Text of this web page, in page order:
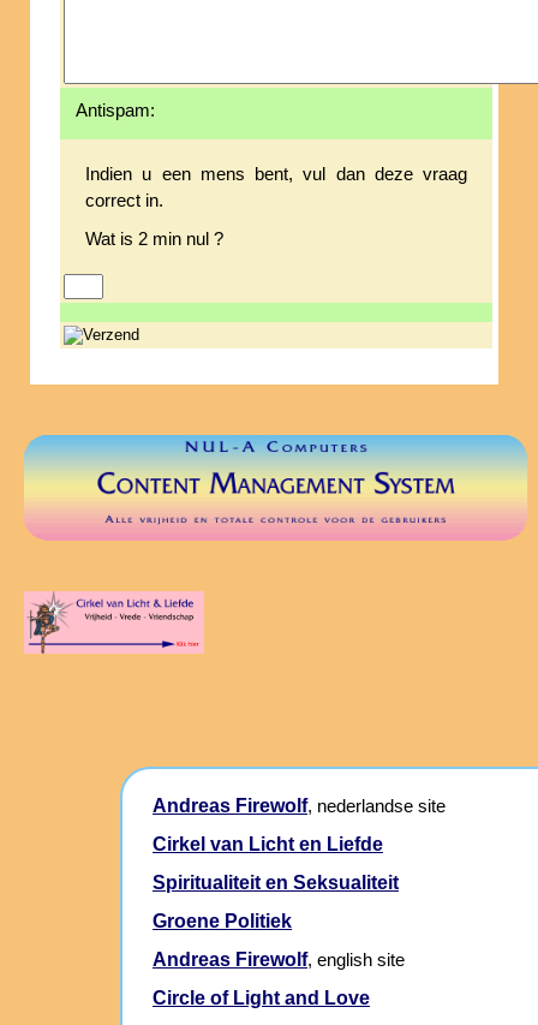
Antispam:
Indien u een mens bent, vul dan deze vraag
correct in.
Wat is 2 min nul ?
Andreas Firewolf, nederlandse site
Cirkel van Licht en Liefde
Spiritualiteit en Seksualiteit
Groene Politiek
Andreas Firewolf, english site
Circle of Light and Love